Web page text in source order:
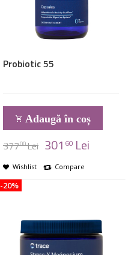
Probiotic 55
Adaugă în coș
37700Lei 301 60 Lei
Wishlist Compare
-20%